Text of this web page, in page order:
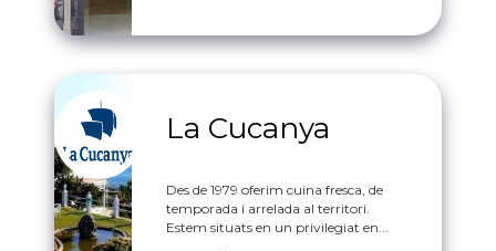
La Cucanya
Des de 1979 oferim cuina fresca, de
temporada i arrelada al territori.
Estem situats en un privilegiat en...